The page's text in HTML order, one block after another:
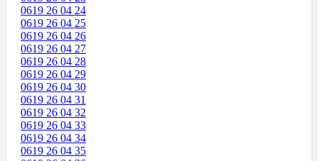
0619 26 04 24
0619 26 04 25
0619 26 04 26
0619 26 04 27
0619 26 04 28
0619 26 04 29
0619 26 04 30
0619 26 04 31
0619 26 04 32
0619 26 04 33
0619 26 04 34
0619 26 04 35